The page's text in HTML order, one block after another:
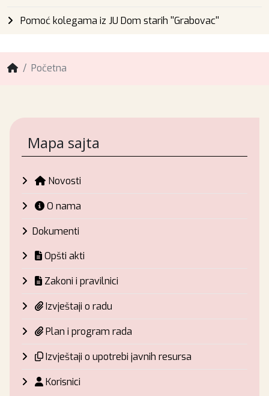
Pomoć kolegama iz JU Dom starih ''Grabovac''
Početna
Mapa sajta
Novosti
O nama
Dokumenti
Opšti akti
Zakoni i pravilnici
Izvještaji o radu
Plan i program rada
Izvještaji o upotrebi javnih resursa
Korisnici